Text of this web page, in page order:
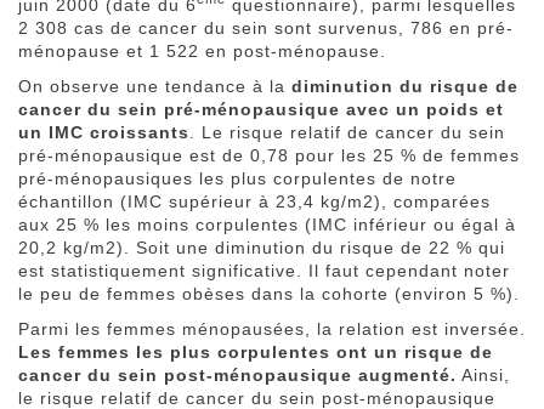
juin 2000 (date du 6
questionnaire), parmi lesquelles
2 308 cas de cancer du sein sont survenus, 786 en pré-
ménopause et 1 522 en post-ménopause.
On observe une tendance à la diminution du risque de
cancer du sein pré-ménopausique avec un poids et
un IMC croissants
. Le risque relatif de cancer du sein
pré-ménopausique est de 0,78 pour les 25 % de femmes
pré-ménopausiques les plus corpulentes de notre
échantillon (IMC supérieur à 23,4 kg/m2), comparées
aux 25 % les moins corpulentes (IMC inférieur ou égal à
20,2 kg/m2). Soit une diminution du risque de 22 % qui
est statistiquement significative. Il faut cependant noter
le peu de femmes obèses dans la cohorte (environ 5 %).
Parmi les femmes ménopausées, la relation est inversée.
Les femmes les plus corpulentes ont un risque de
cancer du sein post-ménopausique augmenté. Ainsi,
le risque relatif de cancer du sein post-ménopausique